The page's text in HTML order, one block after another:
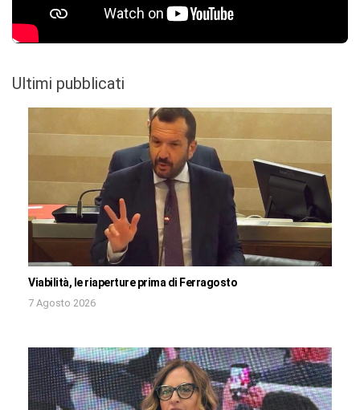
Ultimi pubblicati
Viabilità, le riaperture prima di Ferragosto
7 Agosto 2026